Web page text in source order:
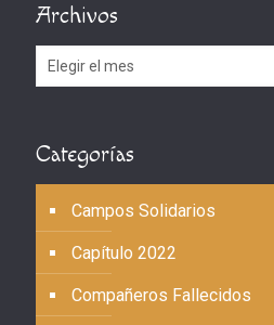
Archivos
Archivos
Categorías
Campos Solidarios
Capítulo 2022
Compañeros Fallecidos